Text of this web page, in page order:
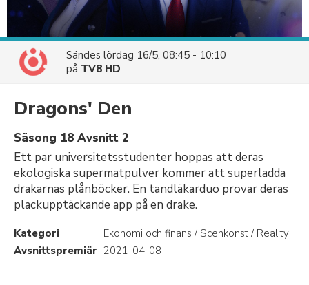
Sändes lördag 16/5, 08:45 - 10:10
på TV8 HD
Dragons' Den
Säsong 18 Avsnitt 2
Ett par universitetsstudenter hoppas att deras
ekologiska supermatpulver kommer att superladda
drakarnas plånböcker. En tandläkarduo provar deras
plackupptäckande app på en drake.
Kategori
Ekonomi och finans / Scenkonst / Reality
Avsnittspremiär 2021-04-08